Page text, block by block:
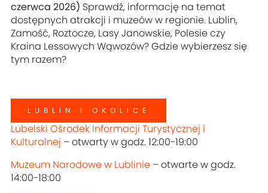
czerwca 2026) Sprawdź, informację na temat
dostępnych atrakcji i muzeów w regionie. Lublin,
Zamość, Roztocze, Lasy Janowskie, Polesie czy
Kraina Lessowych Wąwozów? Gdzie wybierzesz się
tym razem?
LUBLIN I OKOLICE
Lubelski Ośrodek Informacji Turystycznej i
Kulturalnej – otwarty w godz. 12:00-19:00
Muzeum Narodowe w Lublinie – otwarte w godz.
14:00-18:00